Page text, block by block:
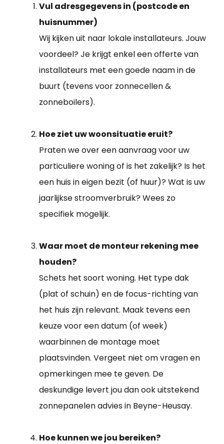
Vul adresgegevens in (postcode en
huisnummer)
Wij kijken uit naar lokale installateurs. Jouw
voordeel? Je krijgt enkel een offerte van
installateurs met een goede naam in de
buurt (tevens voor zonnecellen &
zonneboilers).
Hoe ziet uw woonsituatie eruit?
Praten we over een aanvraag voor uw
particuliere woning of is het zakelijk? Is het
een huis in eigen bezit (of huur)? Wat is uw
jaarlijkse stroomverbruik? Wees zo
specifiek mogelijk.
Waar moet de monteur rekening mee
houden?
Schets het soort woning. Het type dak
(plat of schuin) en de focus-richting van
het huis zijn relevant. Maak tevens een
keuze voor een datum (of week)
waarbinnen de montage moet
plaatsvinden. Vergeet niet om vragen en
opmerkingen mee te geven. De
deskundige levert jou dan ook uitstekend
zonnepanelen advies in Beyne-Heusay.
Hoe kunnen we jou bereiken?